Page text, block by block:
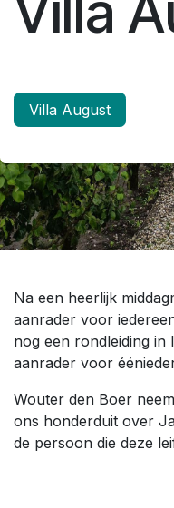
Villa August
Na een heerlijk
aanrader voor
nog een rondleiding
aanrader voor
Wouter den Boer
ons honderduit over
de persoon die deze